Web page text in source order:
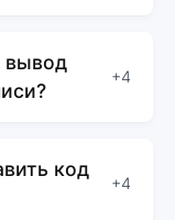
вывод
+4
код
+4